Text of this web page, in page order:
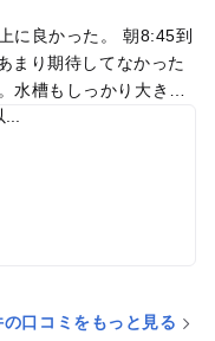
に良かった。 朝8:45到
まり期待してなかった
水槽もしっかり大きく
小休憩もできて3歳児
で、しっかり暑さ対策
の口コミをもっと見る